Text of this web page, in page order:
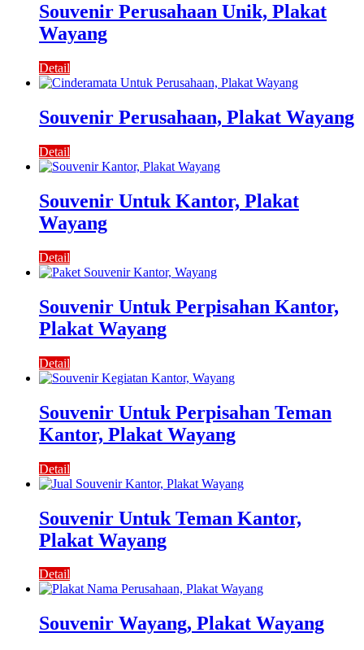
Souvenir Perusahaan Unik, Plakat
Wayang
Detail
Souvenir Perusahaan, Plakat Wayang
Detail
Souvenir Untuk Kantor, Plakat
Wayang
Detail
Souvenir Untuk Perpisahan Kantor,
Plakat Wayang
Detail
Souvenir Untuk Perpisahan Teman
Kantor, Plakat Wayang
Detail
Souvenir Untuk Teman Kantor,
Plakat Wayang
Detail
Souvenir Wayang, Plakat Wayang